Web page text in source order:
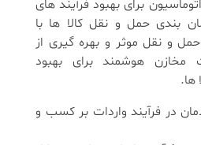
برای بهبود فرآیند های
بندی حمل و نقل کالا ها با
و نقل موثر و بهره‌ گیری از
هوشمند برای بهبود
ها.
در فرآیند واردات بر کسب و